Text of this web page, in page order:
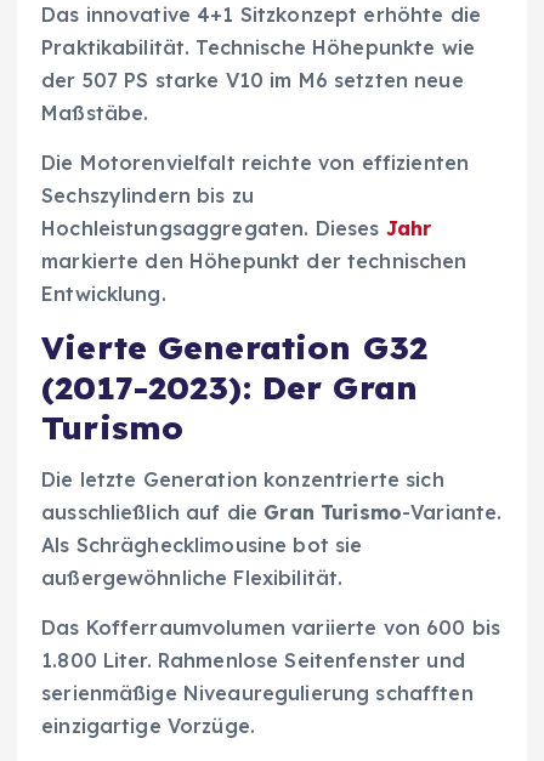
Das innovative 4+1 Sitzkonzept erhöhte die
Praktikabilität. Technische Höhepunkte wie
der 507 PS starke V10 im M6 setzten neue
Maßstäbe.
Die Motorenvielfalt reichte von effizienten
Sechszylindern bis zu
Hochleistungsaggregaten. Dieses Jahr
markierte den Höhepunkt der technischen
Entwicklung.
Vierte Generation G32
(2017-2023): Der Gran
Turismo
Die letzte Generation konzentrierte sich
ausschließlich auf die Gran Turismo-Variante.
Als Schräghecklimousine bot sie
außergewöhnliche Flexibilität.
Das Kofferraumvolumen variierte von 600 bis
1.800 Liter. Rahmenlose Seitenfenster und
serienmäßige Niveauregulierung schafften
einzigartige Vorzüge.